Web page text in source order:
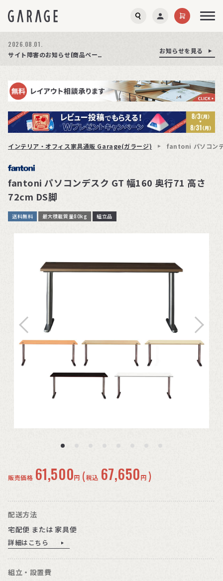
2026.08.03.
お知らせを見る
商品ページ障害復旧のお知らせ お知らせを見る
2026.08.01.
サイト障害のお知らせ(商品ページが正常に表示されない事象発生)
お知らせを見る
インテリア・オフィス家具通販 Garage(ガラージ) fantoni パソコン
fantoni パソコンデスク GT 幅160 奥行71 高さ
72cm DS脚
送料無料 最大積載質量80kg 組立品
販売価格 61,500円 (税込 67,650円 )
配送方法
宅配便 または 家具便
詳細はこちら
組立・設置費